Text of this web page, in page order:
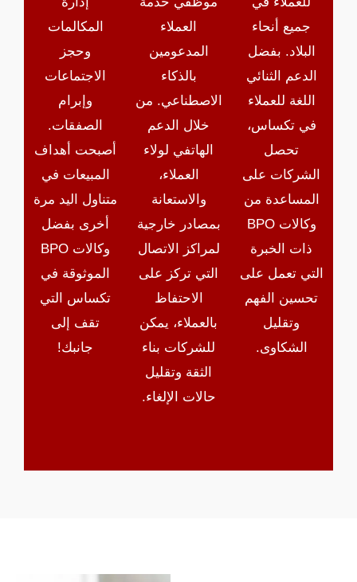
جميع أنحاء
البلاد. بفضل
الدعم الثنائي
اللغة للعملاء
في تكساس،
تحصل
الشركات على
المساعدة من
وكالات BPO
ذات الخبرة
التي تعمل على
تحسين الفهم
وتقليل
الشكاوى.
العملاء
المدعومين
بالذكاء
الاصطناعي. من
خلال الدعم
الهاتفي لولاء
العملاء،
والاستعانة
بمصادر خارجية
لمراكز الاتصال
التي تركز على
الاحتفاظ
بالعملاء، يمكن
للشركات بناء
الثقة وتقليل
حالات الإلغاء.
المكالمات
وحجز
الاجتماعات
وإبرام
الصفقات.
أصبحت أهداف
المبيعات في
متناول اليد مرة
أخرى بفضل
وكالات BPO
الموثوقة في
تكساس التي
تقف إلى
جانبك!